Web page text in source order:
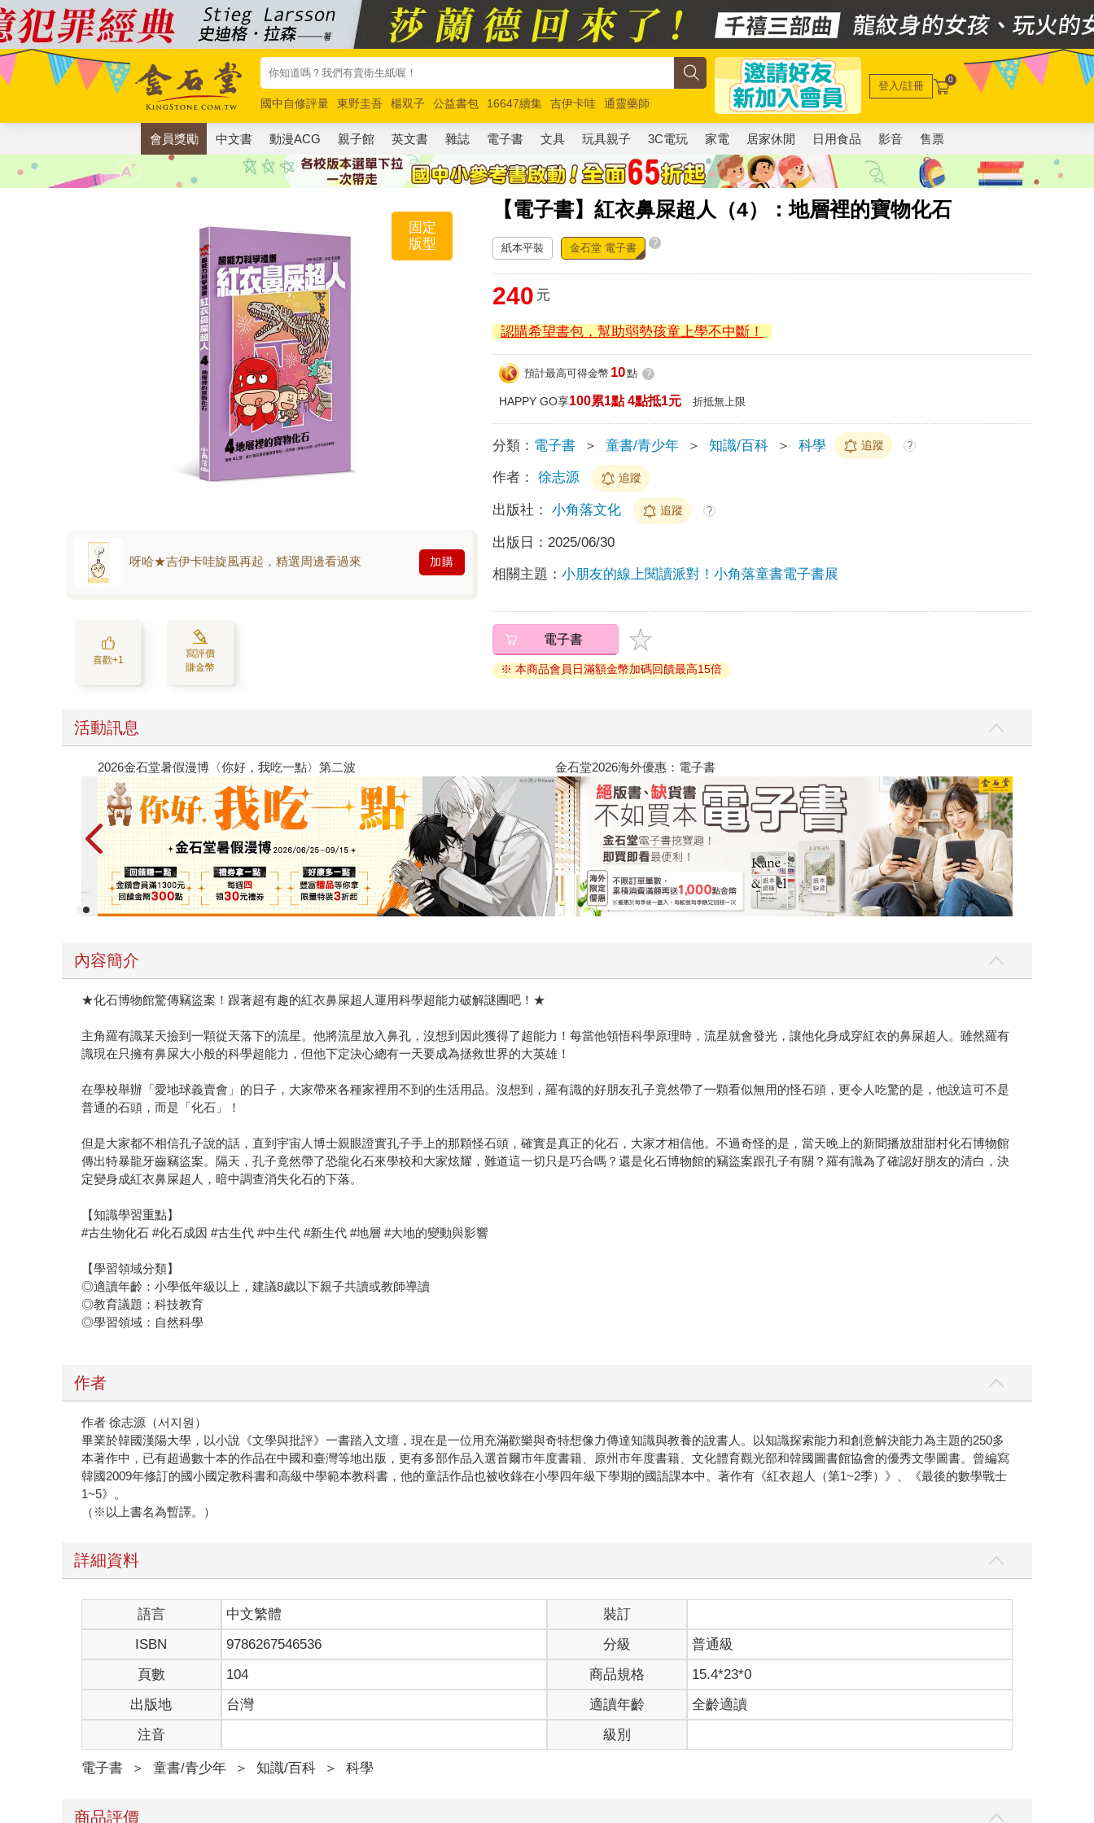
國中自修評量 東野圭吾 楊双子 公益書包 16647續集 吉伊卡哇
通靈藥師
唯紅花綻放
奧德賽 路邊攤新作 馬斯克 玩具總動員5 超慢跑
登入/註冊 0
會員獎勵 中文書 動漫ACG 親子館 英文書 雜誌 電子書 文具 玩具親子 3C電玩 家電 居家休閒 日用食品 影音 售票
【電子書】紅衣鼻屎超人（4）：地層裡的寶物化石
固定
版型
呀哈★吉伊卡哇旋風再起，精選周邊看過來 加購
喜歡+1
寫評價
賺金幣
紙本平裝 金石堂 電子書 ?
240 元
認購希望書包，幫助弱勢孩童上學不中斷！
預計最高可得金幣 10點 ?
HAPPY GO享100累1點 4點抵1元 折抵無上限
分類： 電子書 ＞ 童書/青少年 ＞ 知識/百科 ＞ 科學 追蹤 ?
作者： 徐志源 追蹤
出版社： 小角落文化 追蹤 ?
出版日： 2025/06/30
相關主題：小朋友的線上閱讀派對！小角落童書電子書展
電子書
※ 本商品會員日滿額金幣加碼回饋最高15倍
活動訊息
2026金石堂暑假漫博〈你好，我吃一點〉第二波 金石堂2026海外優惠：電子書
內容簡介
★化石博物館驚傳竊盜案！跟著超有趣的紅衣鼻屎超人運用科學超能力破解謎團吧！★
主角羅有識某天撿到一顆從天落下的流星。他將流星放入鼻孔，沒想到因此獲得了超能力！每當他領悟科學原理時，流星就會發光，讓他化身成穿紅衣的鼻屎超人。雖然羅有
識現在只擁有鼻屎大小般的科學超能力，但他下定決心總有一天要成為拯救世界的大英雄！
在學校舉辦「愛地球義賣會」的日子，大家帶來各種家裡用不到的生活用品。沒想到，羅有識的好朋友孔子竟然帶了一顆看似無用的怪石頭，更令人吃驚的是，他說這可不是
普通的石頭，而是「化石」！
但是大家都不相信孔子說的話，直到宇宙人博士親眼證實孔子手上的那顆怪石頭，確實是真正的化石，大家才相信他。不過奇怪的是，當天晚上的新聞播放甜甜村化石博物館
傳出特暴龍牙齒竊盜案。隔天，孔子竟然帶了恐龍化石來學校和大家炫耀，難道這一切只是巧合嗎？還是化石博物館的竊盜案跟孔子有關？羅有識為了確認好朋友的清白，決
定變身成紅衣鼻屎超人，暗中調查消失化石的下落。
【知識學習重點】
#古生物化石 #化石成因 #古生代 #中生代 #新生代 #地層 #大地的變動與影響
【學習領域分類】
◎適讀年齡：小學低年級以上，建議8歲以下親子共讀或教師導讀
◎教育議題：科技教育
◎學習領域：自然科學
作者
作者 徐志源（서지원）
畢業於韓國漢陽大學，以小說《文學與批評》一書踏入文壇，現在是一位用充滿歡樂與奇特想像力傳達知識與教養的說書人。以知識探索能力和創意解決能力為主題的250多
本著作中，已有超過數十本的作品在中國和臺灣等地出版，更有多部作品入選首爾市年度書籍、原州市年度書籍、文化體育觀光部和韓國圖書館協會的優秀文學圖書。曾編寫
韓國2009年修訂的國小國定教科書和高級中學範本教科書，他的童話作品也被收錄在小學四年級下學期的國語課本中。著作有《紅衣超人（第1~2季）》、《最後的數學戰士
1~5》。
（※以上書名為暫譯。）
詳細資料
語言 中文繁體
裝訂
ISBN
9786267546536 分級
普通級
頁數
104 商品規格
15.4*23*0
出版地
台灣 適讀年齡
全齡適讀
注音
級別
電子書 ＞ 童書/青少年 ＞ 知識/百科 ＞ 科學
商品評價